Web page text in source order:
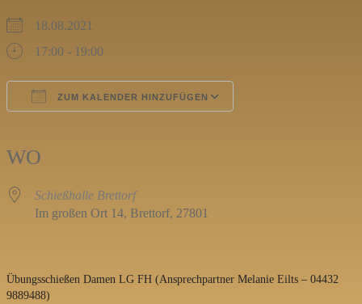
18.08.2021
17:00 - 19:00
ZUM KALENDER HINZUFÜGEN
WO
Schießhalle Brettorf
Im großen Ort 14, Brettorf, 27801
Übungsschießen Damen LG FH (Ansprechpartner Melanie Eilts – 04432
9889488)